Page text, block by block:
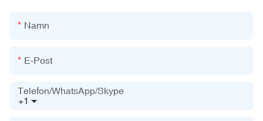
Namn
E-Post
+1
Telefon/WhatsApp/Skype